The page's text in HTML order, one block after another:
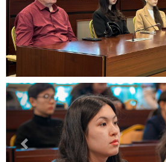
Previous